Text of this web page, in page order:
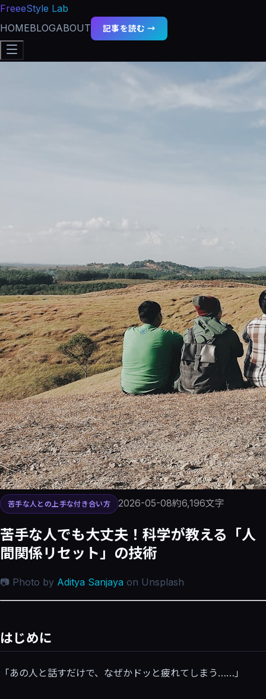
FreeeStyle Lab
HOMEBLOGABOUT 記事を読む →
苦手な人との上手な付き合い方 2026-05-08約6,196文字
苦手な人でも大丈夫！科学が教える「人
間関係リセット」の技術
📷 Photo by Aditya Sanjaya on Unsplash
はじめに
「あの人と話すだけで、なぜかドッと疲れてしまう……」